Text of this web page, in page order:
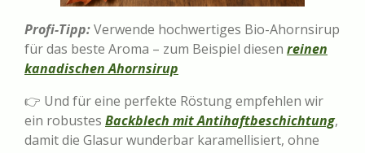
Profi-Tipp:Verwende hochwertiges Bio-Ahornsirup
für das beste Aroma – zum Beispiel diesen reinen
kanadischen Ahornsirup
👉 Und für eine perfekte Röstung empfehlen wir
ein robustes Backblech mit Antihaftbeschichtung,
damit die Glasur wunderbar karamellisiert, ohne